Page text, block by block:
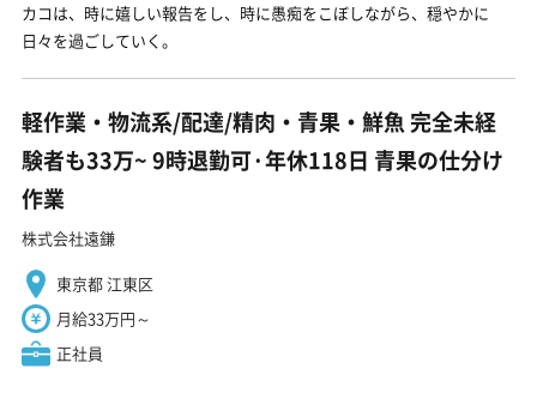
カコは、時に嬉しい報告をし、時に愚痴をこぼしながら、穏やかに
日々を過ごしていく。
軽作業・物流系/配達/精肉・青果・鮮魚 完全未経
験者も33万~ 9時退勤可·年休118日 青果の仕分け
作業
株式会社遠鎌
東京都 江東区
月給33万円～
正社員